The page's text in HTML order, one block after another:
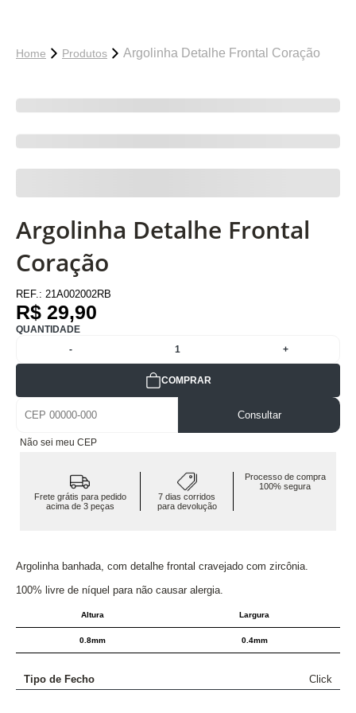
Home Produtos Argolinha Detalhe Frontal Coração
Argolinha Detalhe Frontal
Coração
REF.: 21A002002RB
R$ 29,90
QUANTIDADE
-
1 +
COMPRAR
Consultar
Não sei meu CEP
Frete grátis para pedido
acima de 3 peças
7 dias corridos
para devolução
Processo de compra
100% segura
Argolinha banhada, com detalhe frontal cravejado com zircônia.
100% livre de níquel para não causar alergia.
Altura Largura
0.8mm 0.4mm
Tipo de Fecho Click